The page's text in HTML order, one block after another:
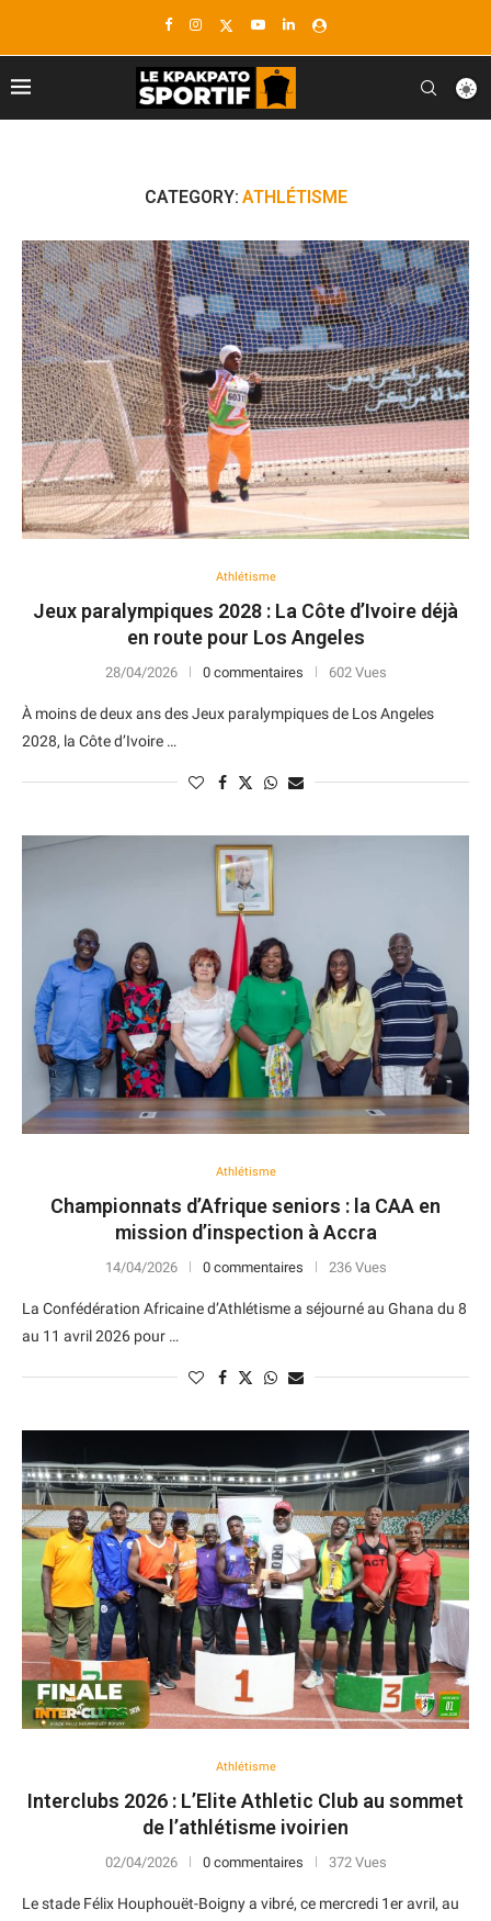
CATEGORY: ATHLÉTISME
Athlétisme
Jeux paralympiques 2028 : La Côte d’Ivoire déjà
en route pour Los Angeles
28/04/2026 0 commentaires 602 Vues
À moins de deux ans des Jeux paralympiques de Los Angeles
2028, la Côte d’Ivoire …
Athlétisme
Championnats d’Afrique seniors : la CAA en
mission d’inspection à Accra
14/04/2026 0 commentaires 236 Vues
La Confédération Africaine d’Athlétisme a séjourné au Ghana du 8
au 11 avril 2026 pour …
Athlétisme
Interclubs 2026 : L’Elite Athletic Club au sommet
de l’athlétisme ivoirien
02/04/2026 0 commentaires 372 Vues
Le stade Félix Houphouët-Boigny a vibré, ce mercredi 1er avril, au